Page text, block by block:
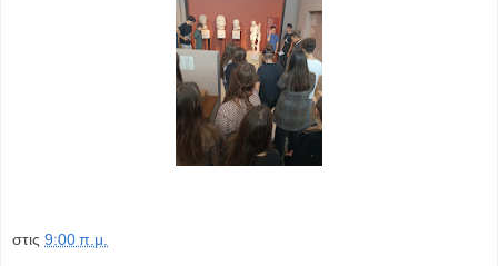
στις 9:00 π.μ.